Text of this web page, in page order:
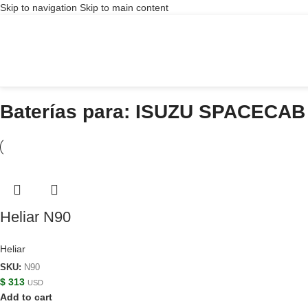
Skip to navigation Skip to main content
Baterías para: ISUZU
Heliar N90
Heliar
SKU: N90
$ 313 USD
Add to cart